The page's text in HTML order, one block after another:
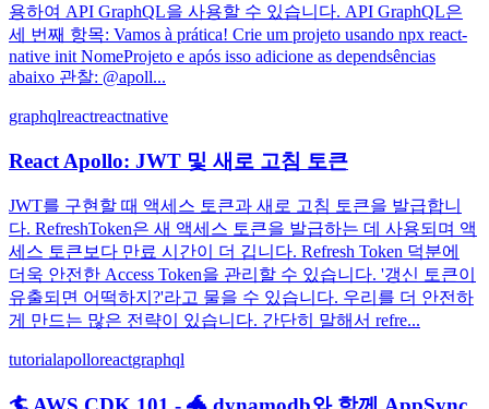
용하여 API GraphQL을 사용할 수 있습니다. API GraphQL은
세 번째 항목: Vamos à prática! Crie um projeto usando npx react-
native init NomeProjeto e após isso adicione as dependsências
abaixo 관찰: @apoll...
graphqlreactreactnative
React Apollo: JWT 및 새로 고침 토큰
JWT를 구현할 때 액세스 토큰과 새로 고침 토큰을 발급합니
다. RefreshToken은 새 액세스 토큰을 발급하는 데 사용되며 액
세스 토큰보다 만료 시간이 더 깁니다. Refresh Token 덕분에
더욱 안전한 Access Token을 관리할 수 있습니다. '갱신 토큰이
유출되면 어떡하지?'라고 물을 수 있습니다. 우리를 더 안전하
게 만드는 많은 전략이 있습니다. 간단히 말해서 refre...
tutorialapolloreactgraphql